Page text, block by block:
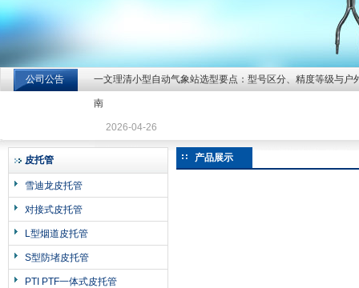
北京北拓仪器设备有限公司
公司公告 一文理清小型自动气象站选型要点：型号区分、精度等级与户
南
2026-04-26
皮托管
雪迪龙皮托管
对接式皮托管
L型烟道皮托管
S型防堵皮托管
PTI PTF一体式皮托管
产品展示